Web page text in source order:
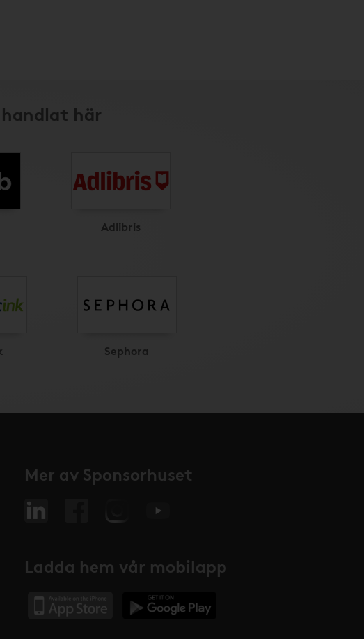
här
Adlibris
Sephora
Mer av Sponsorhuset
Ladda hem vår mobilapp